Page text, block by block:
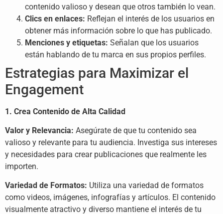
contenido valioso y desean que otros también lo vean.
Clics en enlaces: Reflejan el interés de los usuarios en
obtener más información sobre lo que has publicado.
Menciones y etiquetas: Señalan que los usuarios
están hablando de tu marca en sus propios perfiles.
Estrategias para Maximizar el
Engagement
1. Crea Contenido de Alta Calidad
Valor y Relevancia: Asegúrate de que tu contenido sea
valioso y relevante para tu audiencia. Investiga sus intereses
y necesidades para crear publicaciones que realmente les
importen.
Variedad de Formatos: Utiliza una variedad de formatos
como videos, imágenes, infografías y artículos. El contenido
visualmente atractivo y diverso mantiene el interés de tu